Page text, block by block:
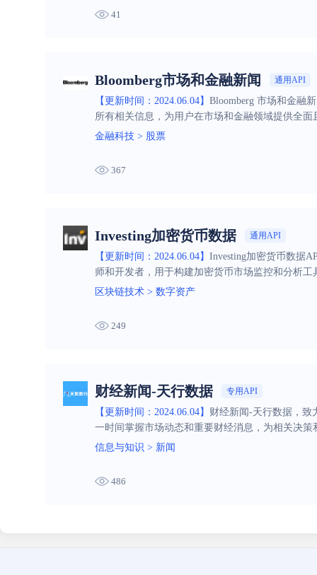
41
Bloomberg市场和金融新闻 通用API
【更新时间：2024.06.04】 Bloomberg 市场和金融
所有相关信息，为用户在市场和金融领域提供全面
金融科技 > 股票
367
Investing加密货币数据 通用API
【更新时间：2024.06.04】 Investing加密货币数据
师和开发者，用于构建加密货币市场监控和分析工
区块链技术 > 数字资产
249
财经新闻-天行数据 专用API
【更新时间：2024.06.04】 财经新闻-天行数据，致
一时间掌握市场动态和重要财经消息，为相关决
信息与知识 > 新闻
486